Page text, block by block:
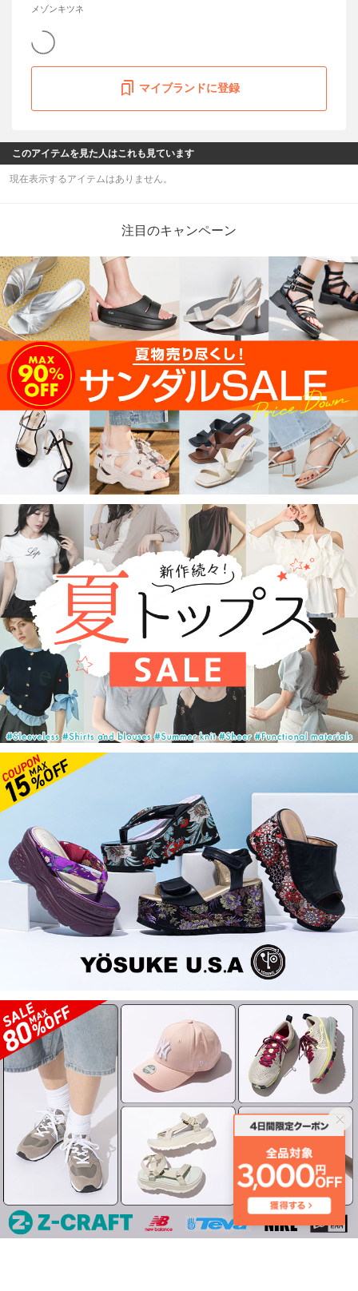
メゾンキツネ
マイブランドに登録
このアイテムを見た人はこれも見ています
現在表示するアイテムはありません。
注目のキャンペーン